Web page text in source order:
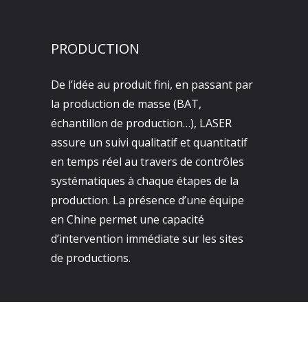
PRODUCTION
De l’idée au produit fini, en passant par
la production de masse (BAT,
échantillon de production…), LASER
assure un suivi qualitatif et quantitatif
en temps réel au travers de contrôles
systématiques à chaque étapes de la
production. La présence d’une équipe
en Chine permet une capacité
d’intervention immédiate sur les sites
de productions.